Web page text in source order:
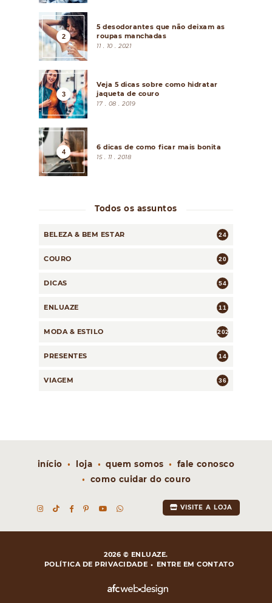
5 desodorantes que não deixam as
roupas manchadas
11 . 10 . 2021
Veja 5 dicas sobre como hidratar
jaqueta de couro
17 . 08 . 2019
6 dicas de como ficar mais bonita
15 . 11 . 2018
Todos os assuntos
BELEZA & BEM ESTAR 24
COURO 20
DICAS 54
ENLUAZE 11
MODA & ESTILO 202
PRESENTES 14
VIAGEM 36
início loja quem somos
fale conosco
como cuidar do couro
VISITE A LOJA
2026 © ENLUAZE.
POLÍTICA DE PRIVACIDADE
ENTRE EM CONTATO